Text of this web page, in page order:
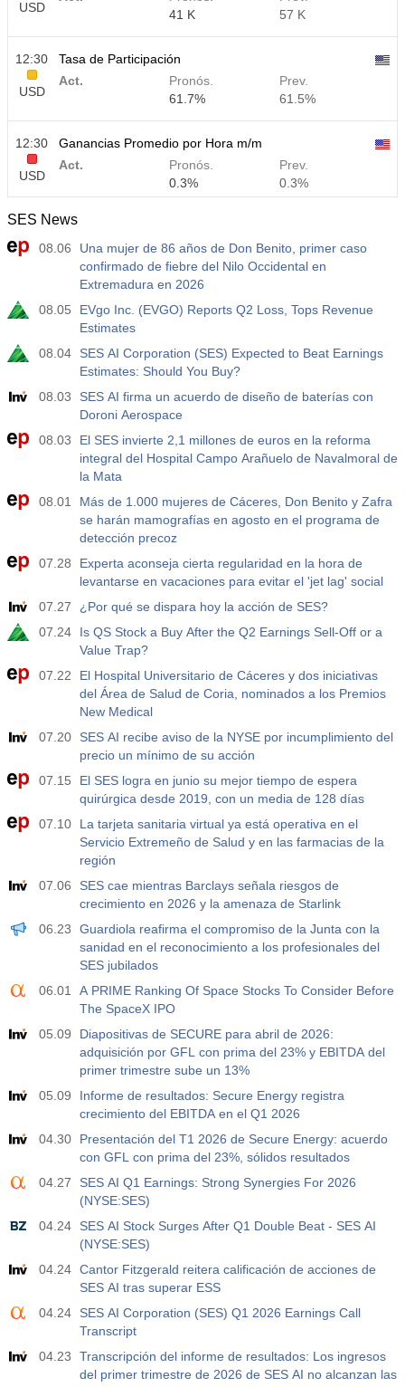
USD
41 K
57 K
12:30
USD
Tasa de Participación
Act.
Pronós.
61.7%
Prev.
61.5%
12:30
USD
Ganancias Promedio por Hora m/m
Act.
Pronós.
0.3%
Prev.
0.3%
12:30
USD
Ganancias Promedio por Hora a/a
Act.
Pronós.
3.5%
Prev.
3.5%
12:30
USD
Nóminas no Agrícolas Privadas
Act.
40 K
49 K
12:30
U6 Tasa de Desempleo
Act.
Pronós.
7.9%
7.9%
USD
Recuento de Plataformas Petrolíferas de EE.UU de
Baker Hughes
Act.
Pronós.
Prev.
USD
Recuento de plataformas petrolíferas en EE.UU. de
Act.
Pronós.
Prev.
588
19:00
Crédito al Consumo de la FRS m/m
Act.
Pronós.
Prev.
Posiciones Netas Especulativas de Oro de la CFTC
Act.
Pronós.
Prev.
182.1 K
USD
Posiciones Netas Especulativas de Crudo de la CFTC
Act.
120.1 K
19:30
Posiciones Netas Especulativas de Oro de la CFTC
Act.
Pronós.
Prev.
Posiciones Netas Especulativas de Nasdaq 100 de la
CFTC
Act.
Pronós.
Prev.
SES News
08.06
Una mujer de 86 años de Don Benito, primer caso
confirmado de fiebre del Nilo Occidental en
Extremadura en 2026
08.05
EVgo Inc. (EVGO) Reports Q2 Loss, Tops Revenue
Estimates
08.04
SES AI Corporation (SES) Expected to Beat Earnings
Estimates: Should You Buy?
08.03
SES AI firma un acuerdo de diseño de baterías con
Doroni Aerospace
08.03
El SES invierte 2,1 millones de euros en la reforma
integral del Hospital Campo Arañuelo de Navalmoral de
la Mata
08.01
Más de 1.000 mujeres de Cáceres, Don Benito y Zafra
se harán mamografías en agosto en el programa de
detección precoz
07.28
Experta aconseja cierta regularidad en la hora de
levantarse en vacaciones para evitar el 'jet lag' social
07.27
¿Por qué se dispara hoy la acción de SES?
07.24
Is QS Stock a Buy After the Q2 Earnings Sell-Off or a
Value Trap?
07.22
El Hospital Universitario de Cáceres y dos iniciativas
del Área de Salud de Coria, nominados a los Premios
New Medical
07.20
SES AI recibe aviso de la NYSE por incumplimiento del
precio un mínimo de su acción
07.15
El SES logra en junio su mejor tiempo de espera
quirúrgica desde 2019, con un media de 128 días
07.10
La tarjeta sanitaria virtual ya está operativa en el
Servicio Extremeño de Salud y en las farmacias de la
región
07.06
SES cae mientras Barclays señala riesgos de
crecimiento en 2026 y la amenaza de Starlink
06.23
Guardiola reafirma el compromiso de la Junta con la
sanidad en el reconocimiento a los profesionales del
SES jubilados
06.01
A PRIME Ranking Of Space Stocks To Consider Before
The SpaceX IPO
05.09
Diapositivas de SECURE para abril de 2026:
adquisición por GFL con prima del 23% y EBITDA del
primer trimestre sube un 13%
05.09
Informe de resultados: Secure Energy registra
crecimiento del EBITDA en el Q1 2026
04.30
Presentación del T1 2026 de Secure Energy: acuerdo
con GFL con prima del 23%, sólidos resultados
04.27
SES AI Q1 Earnings: Strong Synergies For 2026
(NYSE:SES)
04.24
SES AI Stock Surges After Q1 Double Beat - SES AI
(NYSE:SES)
04.24 Cantor Fitzgerald reitera calificación de acciones de
SES AI tras superar ESS
04.24
SES AI Corporation (SES) Q1 2026 Earnings Call
Transcript
04.23
Transcripción del informe de resultados: Los ingresos
del primer trimestre de 2026 de SES AI no alcanzan las